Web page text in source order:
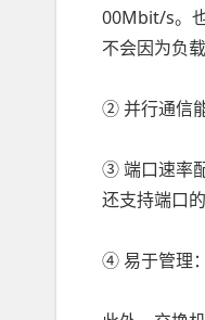
00Mbit/s。
不会因为负
② 并行通信
③ 端口速率
还支持端口
④ 易于管理